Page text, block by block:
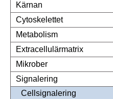
Kärnan
Cytoskelettet
Metabolism
Extracellulärmatrix
Mikrober
Signalering
Cellsignalering